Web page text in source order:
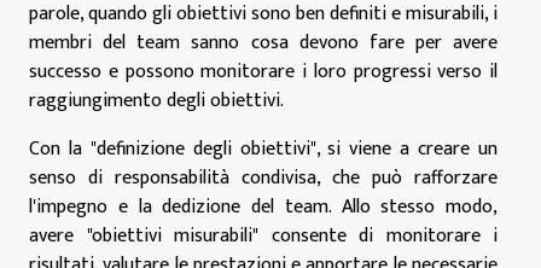
parole, quando gli obiettivi sono ben definiti e misurabili, i
membri del team sanno cosa devono fare per avere
successo e possono monitorare i loro progressi verso il
raggiungimento degli obiettivi.
Con la "definizione degli obiettivi", si viene a creare un
senso di responsabilità condivisa, che può rafforzare
l'impegno e la dedizione del team. Allo stesso modo,
avere "obiettivi misurabili" consente di monitorare i